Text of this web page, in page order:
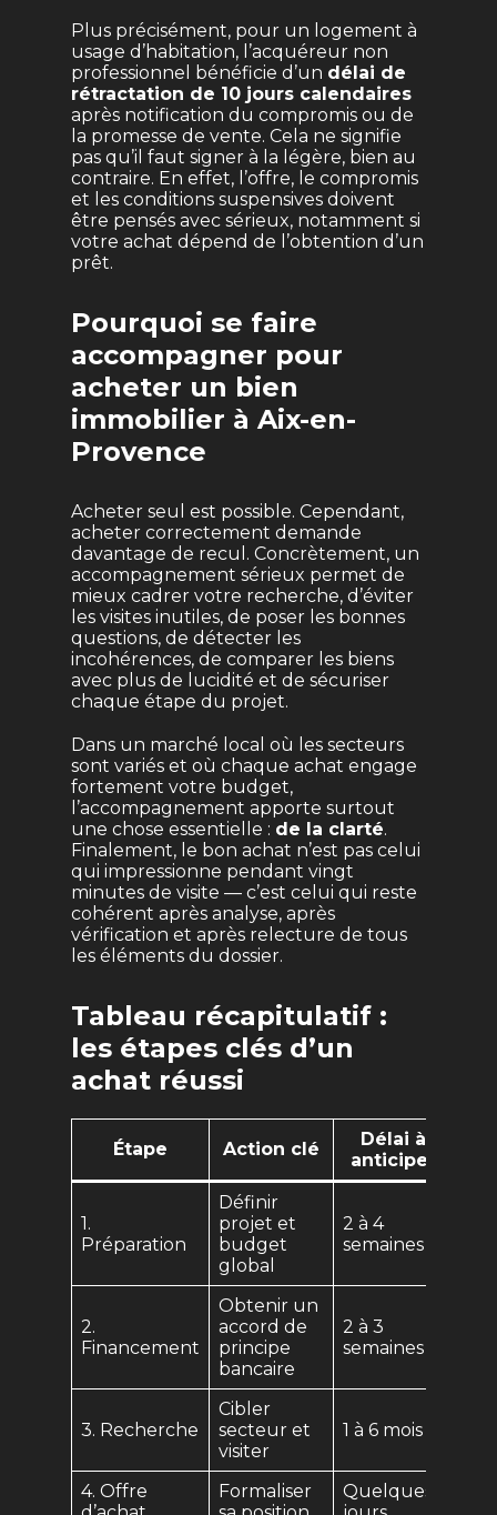
Plus précisément, pour un logement à
usage d’habitation, l’acquéreur non
professionnel bénéficie d’un délai de
rétractation de 10 jours calendaires
après notification du compromis ou de
la promesse de vente. Cela ne signifie
pas qu’il faut signer à la légère, bien au
contraire. En effet, l’offre, le compromis
et les conditions suspensives doivent
être pensés avec sérieux, notamment si
votre achat dépend de l’obtention d’un
prêt.
Pourquoi se faire
accompagner pour
acheter un bien
immobilier à Aix-en-
Provence
Acheter seul est possible. Cependant,
acheter correctement demande
davantage de recul. Concrètement, un
accompagnement sérieux permet de
mieux cadrer votre recherche, d’éviter
les visites inutiles, de poser les bonnes
questions, de détecter les
incohérences, de comparer les biens
avec plus de lucidité et de sécuriser
chaque étape du projet.
Dans un marché local où les secteurs
sont variés et où chaque achat engage
fortement votre budget,
l’accompagnement apporte surtout
une chose essentielle : de la clarté.
Finalement, le bon achat n’est pas celui
qui impressionne pendant vingt
minutes de visite — c’est celui qui reste
cohérent après analyse, après
vérification et après relecture de tous
les éléments du dossier.
Tableau récapitulatif :
les étapes clés d’un
achat réussi
Étape Action clé
Délai à
anticiper
1.
Préparation
Définir
projet et
budget
global
2 à 4
semaines
2.
Financement
Obtenir un
accord de
principe
bancaire
2 à 3
semaines
3. Recherche
Cibler
secteur et
visiter
1 à 6 mois
4. Offre
Formaliser
Quelques